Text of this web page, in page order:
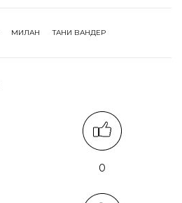
МИЛАН ТАНИ ВАНДЕР
0